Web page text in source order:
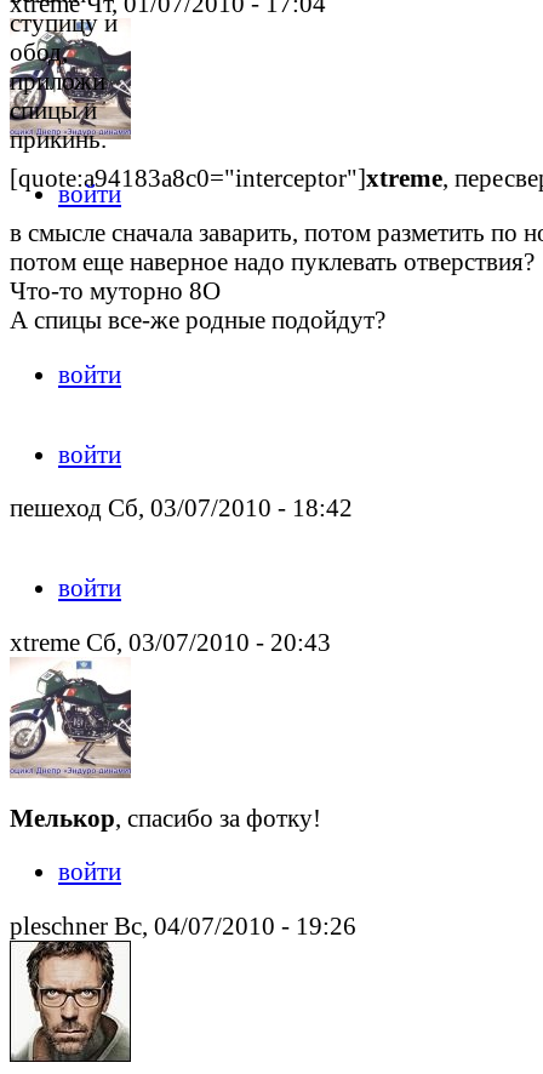
[quote:a94183a8c0="interceptor"]xtreme,
в смысле сначала заварить, потом разметить по
потом еще наверное надо пуклевать отверствия?
Что-то муторно 8O
А спицы все-же родные подойдут?
войти
ступицу и
обод,
приложи
спицы и
прикинь.
войти
войти
пешеход Сб, 03/07/2010 - 18:42
войти
xtreme Сб, 03/07/2010 - 20:43
Мелькор , спасибо за фотку!
войти
pleschner Вс, 04/07/2010 - 19:26